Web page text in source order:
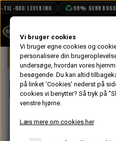
LEVERING 98%
BOOK TID
PROJEKTER
TEKNISK DATA
Forside Mini
Manifold
Forrige side
Vi bruger cookies
Vi bruger egne cookies og
personalisere din
undersøge, hvordan vores
besøgende. Du kan altid
på linket 'Cookies' nederst på
cookies vi benytter? Så tryk på
venstre hjørne.
Læs mere om cookies her